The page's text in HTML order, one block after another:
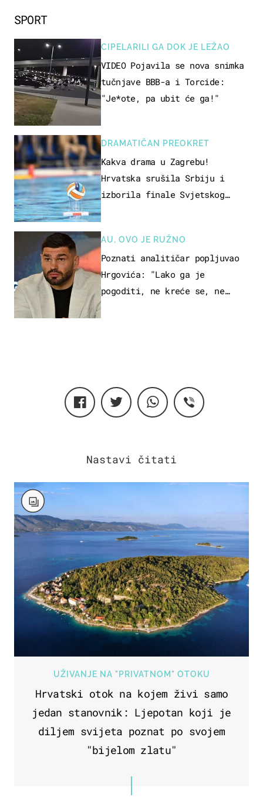
SPORT
CIPELARILI GA DOK JE LEŽAO
VIDEO Pojavila se nova snimka
tučnjave BBB-a i Torcide:
"Je*ote, pa ubit će ga!"
DRAMATIČAN PREOKRET
Kakva drama u Zagrebu!
Hrvatska srušila Srbiju i
izborila finale Svjetskog
AU, OVO JE RUŽNO
Poznati analitičar popljuvao
Hrgovića: "Lako ga je
pogoditi, ne kreće se, ne
UŽIVANJE NA "PRIVATNOM" OTOKU
Hrvatski otok na kojem živi samo
jedan stanovnik: Ljepotan koji je
diljem svijeta poznat po svojem
"bijelom zlatu"